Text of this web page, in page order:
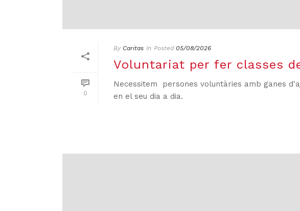
0
By Caritas In Posted 05/08/2026
Voluntariat per fer classes
Necessitem persones voluntàries amb ganes
en el seu dia a dia.